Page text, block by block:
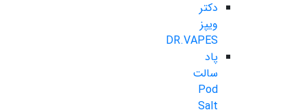
دکتر
ویپز
DR.VAPES
پاد
سالت
Pod
Salt